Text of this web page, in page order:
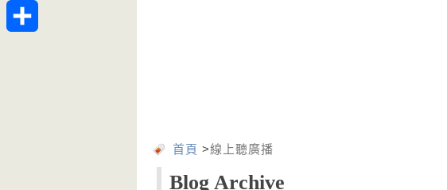
首頁 >線上聽廣播
Blog Archive
Telegram